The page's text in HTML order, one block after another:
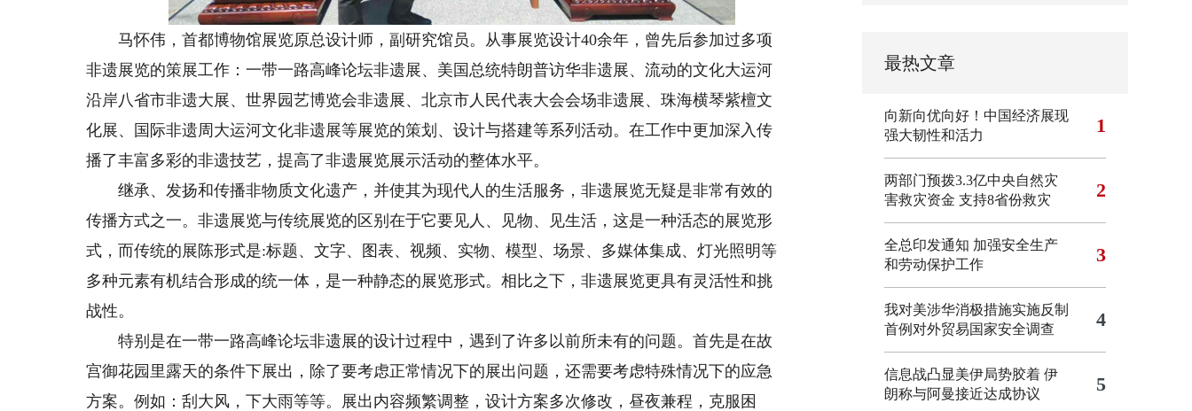
马怀伟，首都博物馆展览原总设计师，副研究馆员。从事展览设计40余年，曾先后参加过多项
非遗展览的策展工作：一带一路高峰论坛非遗展、美国总统特朗普访华非遗展、流动的文化大运河
沿岸八省市非遗大展、世界园艺博览会非遗展、北京市人民代表大会会场非遗展、珠海横琴紫檀文
化展、国际非遗周大运河文化非遗展等展览的策划、设计与搭建等系列活动。在工作中更加深入传
播了丰富多彩的非遗技艺，提高了非遗展览展示活动的整体水平。
继承、发扬和传播非物质文化遗产，并使其为现代人的生活服务，非遗展览无疑是非常有效的
传播方式之一。非遗展览与传统展览的区别在于它要见人、见物、见生活，这是一种活态的展览形
式，而传统的展陈形式是:标题、文字、图表、视频、实物、模型、场景、多媒体集成、灯光照明等
多种元素有机结合形成的统一体，是一种静态的展览形式。相比之下，非遗展览更具有灵活性和挑
战性。
特别是在一带一路高峰论坛非遗展的设计过程中，遇到了许多以前所未有的问题。首先是在故
宫御花园里露天的条件下展出，除了要考虑正常情况下的展出问题，还需要考虑特殊情况下的应急
方案。例如：刮大风，下大雨等等。展出内容频繁调整，设计方案多次修改，昼夜兼程，克服困
最热文章
向新向优向好！中国经济展现
强大韧性和活力
1
两部门预拨3.3亿中央自然灾
害救灾资金 支持8省份救灾
2
全总印发通知 加强安全生产
和劳动保护工作
3
我对美涉华消极措施实施反制
首例对外贸易国家安全调查
4
信息战凸显美伊局势胶着 伊
朗称与阿曼接近达成协议
5